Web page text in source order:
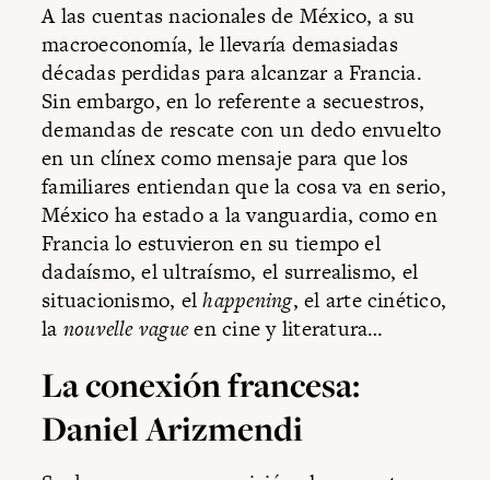
A las cuentas nacionales de México, a su
macroeconomía, le llevaría demasiadas
décadas perdidas para alcanzar a Francia.
Sin embargo, en lo referente a secuestros,
demandas de rescate con un dedo envuelto
en un clínex como mensaje para que los
familiares entiendan que la cosa va en serio,
México ha estado a la vanguardia, como en
Francia lo estuvieron en su tiempo el
dadaísmo, el ultraísmo, el surrealismo, el
situacionismo, elhappening, el arte cinético,
la nouvelle vagueen cine y literatura…
La conexión francesa:
Daniel Arizmendi